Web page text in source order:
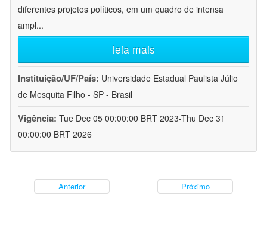
diferentes projetos políticos, em um quadro de intensa
ampl...
leia mais
Instituição/UF/País: Universidade Estadual Paulista Júlio
de Mesquita Filho - SP - Brasil
Vigência: Tue Dec 05 00:00:00 BRT 2023-Thu Dec 31
00:00:00 BRT 2026
Anterior Próximo